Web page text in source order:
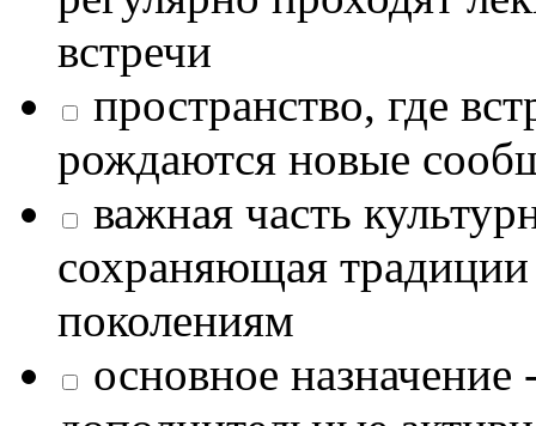
встречи
пространство, где
рождаются новые
важная часть
сохраняющая
поколениям
основное назначение